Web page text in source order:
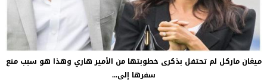
ميغان ماركل لم تحتفل بذكرى خطوبتها من الأمير هاري وهذا هو سبب منع
سفرها إلى...